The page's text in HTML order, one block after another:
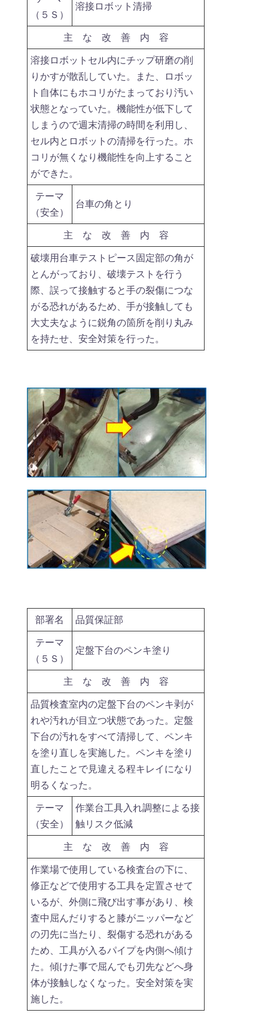
（５Ｓ）
溶接ロボット清掃
主 な 改 善 内 容
溶接ロボットセル内にチップ研磨の削
りかすが散乱していた。また、ロボッ
ト自体にもホコリがたまっており汚い
状態となっていた。機能性が低下して
しまうので週末清掃の時間を利用し、
セル内とロボットの清掃を行った。ホ
コリが無くなり機能性を向上すること
ができた。
テーマ
（安全）
台車の角とり
主 な 改 善 内 容
破壊用台車テストピース固定部の角が
とんがっており、破壊テストを行う
際、誤って接触すると手の裂傷につな
がる恐れがあるため、手が接触しても
大丈夫なように鋭角の箇所を削り丸み
を持たせ、安全対策を行った。
部署名
品質保証部
テーマ
（５Ｓ）
定盤下台のペンキ塗り
主 な 改 善 内 容
品質検査室内の定盤下台のペンキ剥が
れや汚れが目立つ状態であった。定盤
下台の汚れをすべて清掃して、ペンキ
を塗り直しを実施した。ペンキを塗り
直したことで見違える程キレイになり
明るくなった。
テーマ
（安全）
作業台工具入れ調整による接
触リスク低減
主 な 改 善 内 容
作業場で使用している検査台の下に、
修正などで使用する工具を定置させて
いるが、外側に飛び出す事があり、検
査中屈んだりすると膝がニッパーなど
の刃先に当たり、裂傷する恐れがある
ため、工具が入るパイプを内側へ傾け
た。傾けた事で屈んでも刃先などへ身
体が接触しなくなった。安全対策を実
施した。